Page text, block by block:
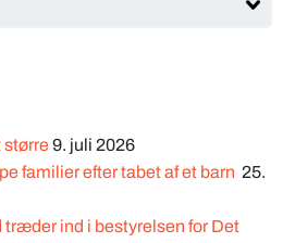
større9. juli 2026
familier efter tabet af et barn 25.
ind i bestyrelsen for Det